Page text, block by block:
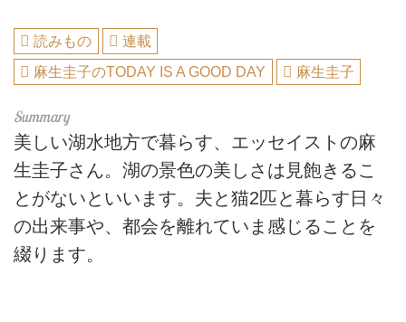
読みもの
連載
麻生圭子のTODAY IS A GOOD DAY
麻生圭子
美しい湖水地方で暮らす、エッセイストの麻
生圭子さん。湖の景色の美しさは見飽きるこ
とがないといいます。夫と猫2匹と暮らす日々
の出来事や、都会を離れていま感じることを
綴ります。